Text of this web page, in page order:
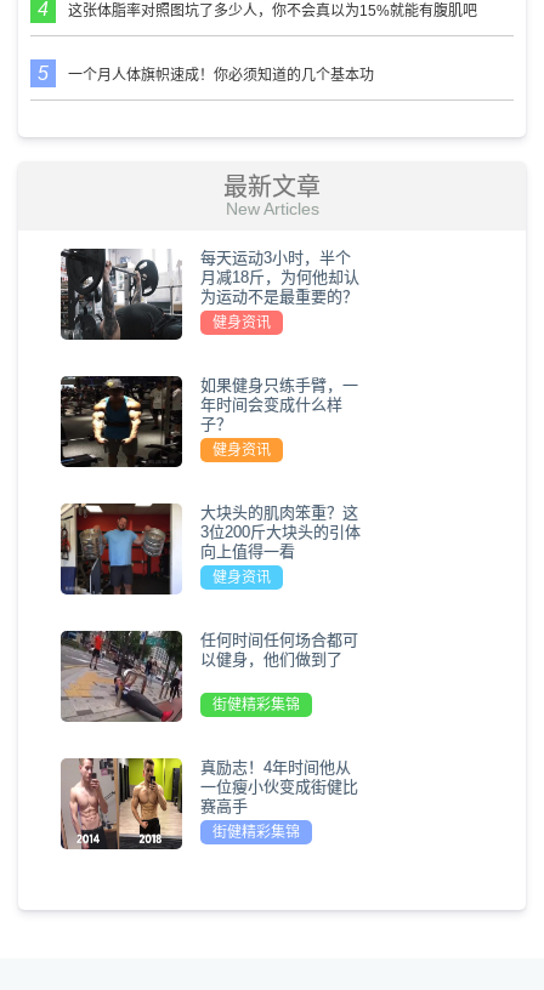
这张体脂率对照图坑了多少人，你不会真以为15%就能有腹肌吧
一个月人体旗帜速成！你必须知道的几个基本功
最新文章
New Articles
每天运动3小时，半个
月减18斤，为何他却认
为运动不是最重要的？
健身资讯
如果健身只练手臂，一
年时间会变成什么样
子？
健身资讯
大块头的肌肉笨重？这
3位200斤大块头的引体
向上值得一看
健身资讯
任何时间任何场合都可
以健身，他们做到了
街健精彩集锦
真励志！4年时间他从
一位瘦小伙变成街健比
赛高手
街健精彩集锦